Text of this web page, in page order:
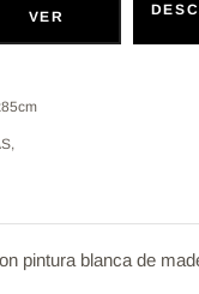
VER
pintura blanca de